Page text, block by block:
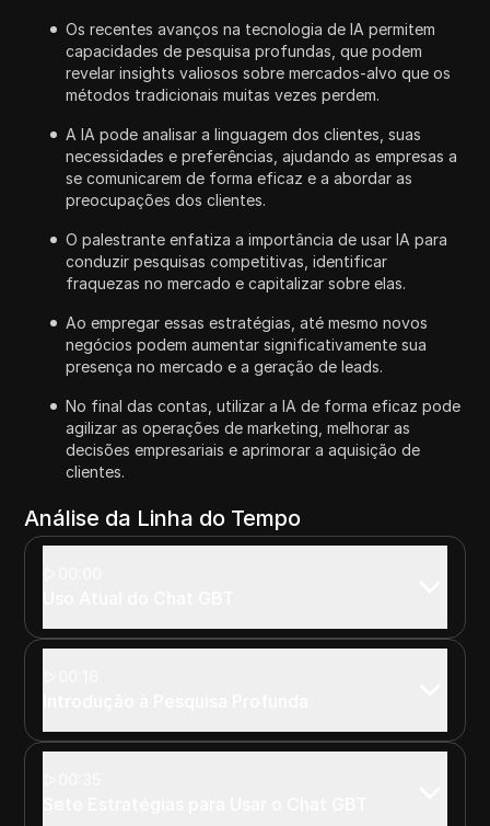
Os recentes avanços na tecnologia de IA permitem
capacidades de pesquisa profundas, que podem
revelar insights valiosos sobre mercados-alvo que os
métodos tradicionais muitas vezes perdem.
A IA pode analisar a linguagem dos clientes, suas
necessidades e preferências, ajudando as empresas a
se comunicarem de forma eficaz e a abordar as
preocupações dos clientes.
O palestrante enfatiza a importância de usar IA para
conduzir pesquisas competitivas, identificar
fraquezas no mercado e capitalizar sobre elas.
Ao empregar essas estratégias, até mesmo novos
negócios podem aumentar significativamente sua
presença no mercado e a geração de leads.
No final das contas, utilizar a IA de forma eficaz pode
agilizar as operações de marketing, melhorar as
decisões empresariais e aprimorar a aquisição de
clientes.
Análise da Linha do Tempo